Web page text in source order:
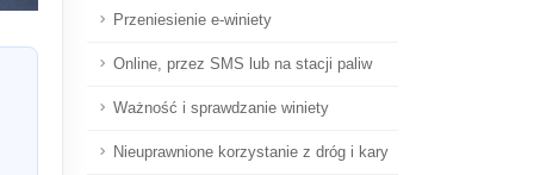
Przeniesienie e-winiety
Online, przez SMS lub na stacji paliw
Ważność i sprawdzanie winiety
Nieuprawnione korzystanie z dróg i kary